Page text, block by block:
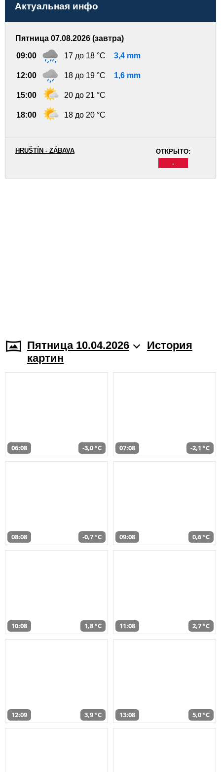
Актуальная инфо
Пятница 07.08.2026 (завтра)
09:00 17 до 18 °C 3,4 mm
12:00 18 до 19 °C 1,6 mm
15:00 20 до 21 °C
18:00 18 до 20 °C
ОТКРЫТО:
-
HRUŠTÍN - ZÁBAVA
Пятница 10.04.2026
История
картин
06:08 -3,0 °C 07:08 -2,1 °C
08:08 -0,7 °C 09:08 0,6 °C
10:08 1,8 °C 11:08 2,7 °C
12:09 3,9 °C 13:08 5,0 °C